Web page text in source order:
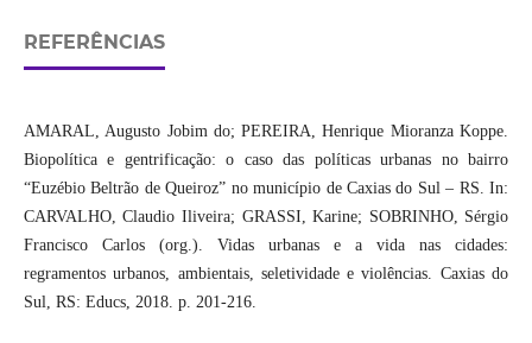
REFERÊNCIAS
AMARAL, Augusto Jobim do; PEREIRA, Henrique Mioranza Koppe.
Biopolítica e gentrificação: o caso das políticas urbanas no bairro
“Euzébio Beltrão de Queiroz” no município de Caxias do Sul – RS. In:
CARVALHO, Claudio Iliveira; GRASSI, Karine; SOBRINHO, Sérgio
Francisco Carlos (org.). Vidas urbanas e a vida nas cidades:
regramentos urbanos, ambientais, seletividade e violências. Caxias do
Sul, RS: Educs, 2018. p. 201-216.